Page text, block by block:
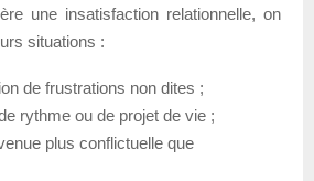
une insatisfaction relationnelle, on
situations :
de frustrations non dites ;
rythme ou de projet de vie ;
plus conflictuelle que